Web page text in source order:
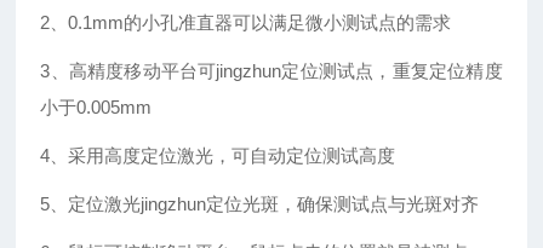
2、0.1mm的小孔准直器可以满足微小测试点的需求
3、高精度移动平台可jingzhun定位测试点，重复定位精度
小于0.005mm
4、采用高度定位激光，可自动定位测试高度
5、定位激光jingzhun定位光斑，确保测试点与光斑对齐